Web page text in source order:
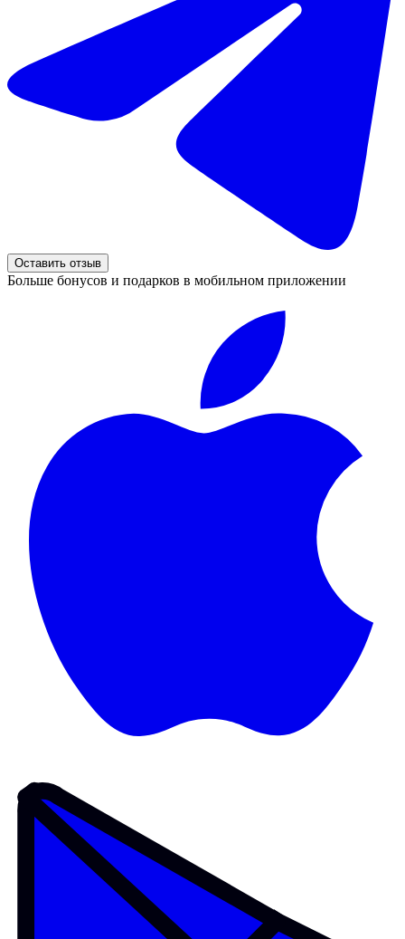
Оставить отзыв
Больше бонусов и подарков в мобильном приложении